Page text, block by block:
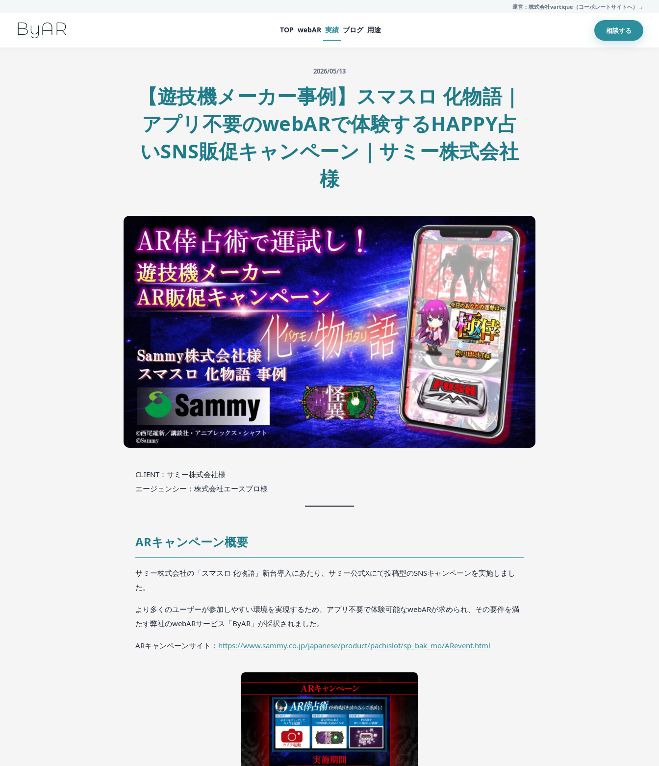
運営：株式会社vartique（コーポレートサイトへ）→
ByAR TOP webAR 実績 ブログ 用途 相談する
2026/05/13
【遊技機メーカー事例】スマスロ 化物語｜
アプリ不要のwebARで体験するHAPPY占
いSNS販促キャンペーン｜サミー株式会社
様
CLIENT：サミー株式会社様
エージェンシー：株式会社エースプロ様
ARキャンペーン概要
サミー株式会社の「スマスロ 化物語」新台導入にあたり、サミー公式Xにて投稿型のSNSキャンペーンを実施しまし
た。
より多くのユーザーが参加しやすい環境を実現するため、アプリ不要で体験可能なwebARが求められ、その要件を満
たす弊社のwebARサービス「ByAR」が採択されました。
ARキャンペーンサイト： https://www.sammy.co.jp/japanese/product/pachislot/sp_bak_mo/ARevent.html